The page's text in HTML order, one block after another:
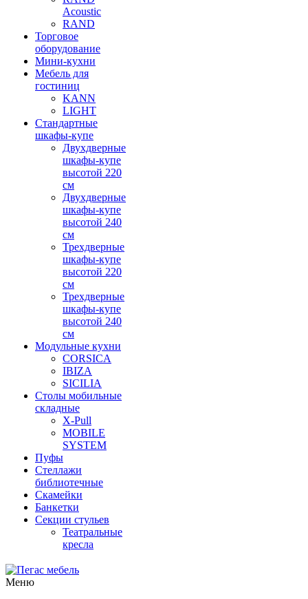
Acoustic
RAND
Торговое
оборудование
Мини-кухни
Мебель для
гостиниц
KANN
LIGHT
Стандартные
шкафы-купе
Двухдверные
шкафы-купе
высотой 220
см
Двухдверные
шкафы-купе
высотой 240
см
Трехдверные
шкафы-купе
высотой 220
см
Трехдверные
шкафы-купе
высотой 240
см
Модульные кухни
CORSICA
IBIZA
SICILIA
Столы мобильные
складные
X-Pull
MOBILE
SYSTEM
Пуфы
Стеллажи
библиотечные
Скамейки
Банкетки
Секции стульев
Театральные
кресла
Меню